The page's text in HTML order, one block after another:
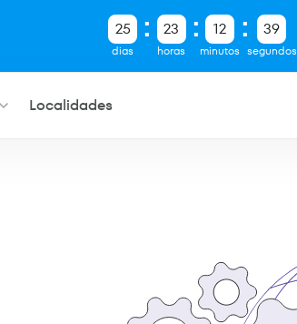
25
dias
23
horas
12
minutos
38
segundos
Localidades